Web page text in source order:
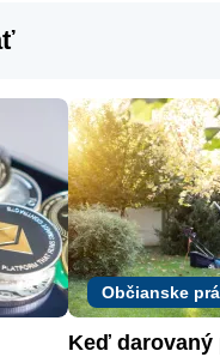
Občianske
Keď darovaný